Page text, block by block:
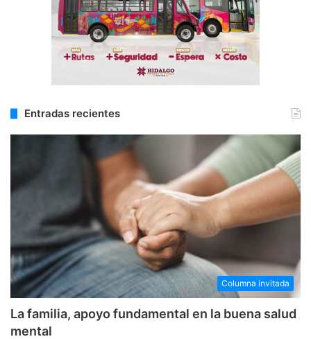
Entradas recientes
Columna invitada
La familia, apoyo fundamental en la buena salud
mental